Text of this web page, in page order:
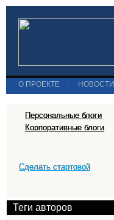
О ПРОЕКТЕ НОВОСТИ
Персональные блоги
Корпоративные блоги
Сделать стартовой
Теги авторов